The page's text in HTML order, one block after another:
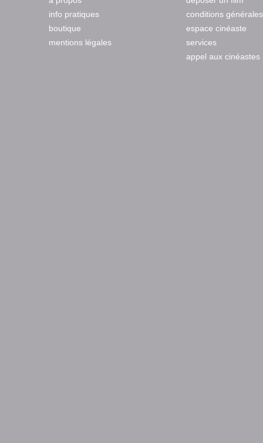
info pratiques
boutique
mentions légales
conditions générales
espace cinéaste
services
appel aux cinéastes